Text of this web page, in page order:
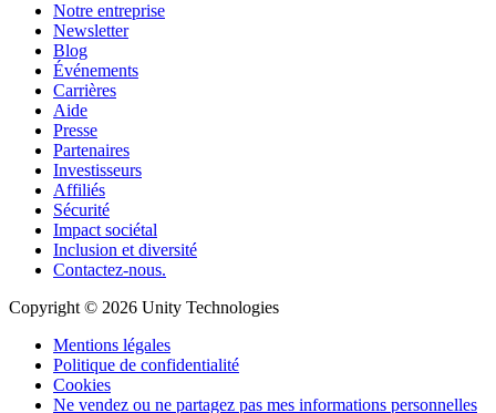
Notre entreprise
Newsletter
Blog
Événements
Carrières
Aide
Presse
Partenaires
Investisseurs
Affiliés
Sécurité
Impact sociétal
Inclusion et diversité
Contactez-nous.
Copyright © 2026 Unity Technologies
Mentions légales
Politique de confidentialité
Cookies
Ne vendez ou ne partagez pas mes informations personnelles